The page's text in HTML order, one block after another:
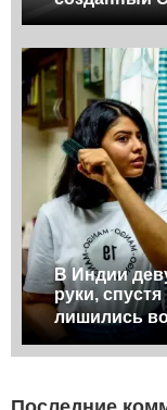
В Индии
руки,
лишились